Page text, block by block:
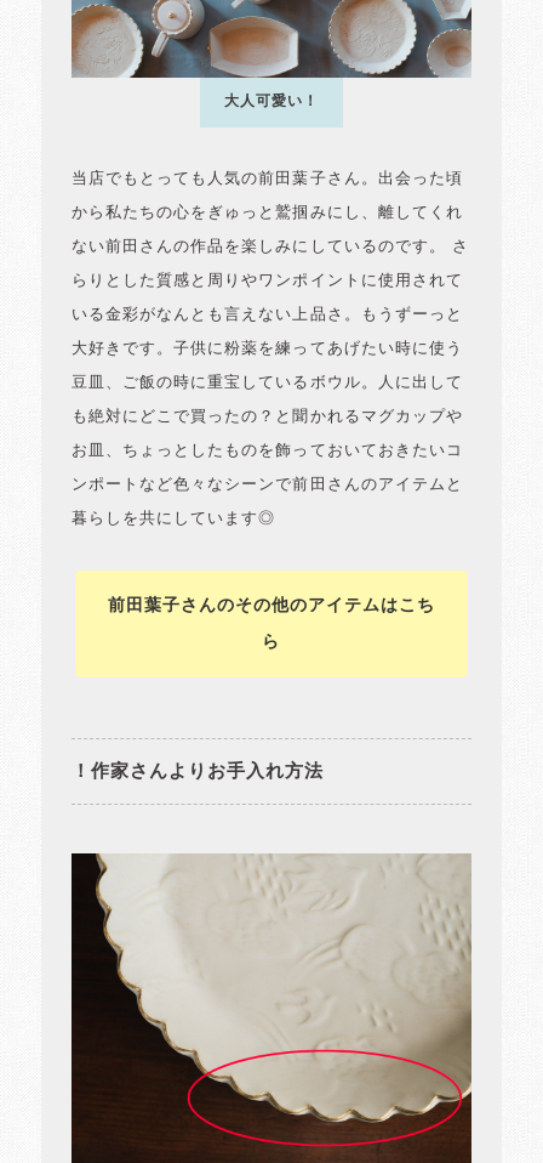
大人可愛い！
当店でもとっても人気の前田葉子さん。出会った頃
から私たちの心をぎゅっと鷲掴みにし、離してくれ
ない前田さんの作品を楽しみにしているのです。 さ
らりとした質感と周りやワンポイントに使用されて
いる金彩がなんとも言えない上品さ。もうずーっと
大好きです。子供に粉薬を練ってあげたい時に使う
豆皿、ご飯の時に重宝しているボウル。人に出して
も絶対にどこで買ったの？と聞かれるマグカップや
お皿、ちょっとしたものを飾っておいておきたいコ
ンポートなど色々なシーンで前田さんのアイテムと
暮らしを共にしています◎
前田葉子さんのその他のアイテムはこち
ら
！作家さんよりお手入れ方法